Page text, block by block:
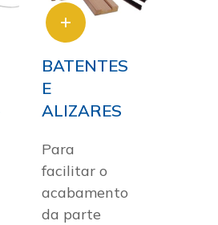
BATENTES
E
ALIZARES
Para
facilitar o
acabamento
da parte